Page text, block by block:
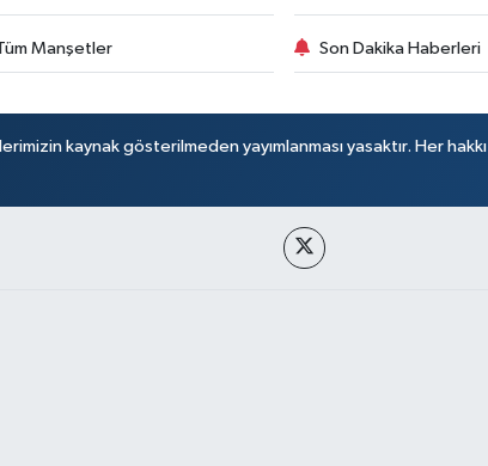
Manşetler Son Dakika Haberleri
kaynak gösterilmeden yayımlanması yasaktır. Her hakkı